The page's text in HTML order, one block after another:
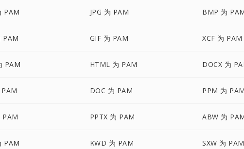
PAM JPG 为 PAM BMP 为
PAM GIF 为 PAM XCF 为 PAM
PAM HTML 为 PAM DOCX 为
PAM DOC 为 PAM PPM 为 PAM
PAM PPTX 为 PAM ABW 为
PAM KWD 为 PAM SXW 为 PAM